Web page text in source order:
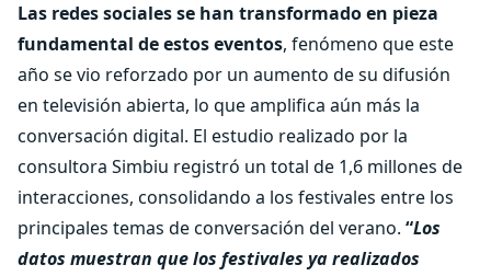
Las redes sociales se han transformado en pieza
fundamental de estos eventos, fenómeno que este
año se vio reforzado por un aumento de su difusión
en televisión abierta, lo que amplifica aún más la
conversación digital. El estudio realizado por la
consultora Simbiu registró un total de 1,6 millones de
interacciones, consolidando a los festivales entre los
principales temas de conversación del verano. “Los
datos muestran que los festivales ya realizados